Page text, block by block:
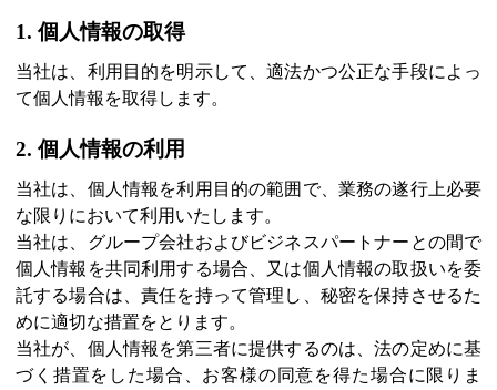
1. 個人情報の取得
当社は、利用目的を明示して、適法かつ公正な手段によっ
て個人情報を取得します。
2. 個人情報の利用
当社は、個人情報を利用目的の範囲で、業務の遂行上必要
な限りにおいて利用いたします。
当社は、グループ会社およびビジネスパートナーとの間で
個人情報を共同利用する場合、又は個人情報の取扱いを委
託する場合は、責任を持って管理し、秘密を保持させるた
めに適切な措置をとります。
当社が、個人情報を第三者に提供するのは、法の定めに基
づく措置をした場合、お客様の同意を得た場合に限りま